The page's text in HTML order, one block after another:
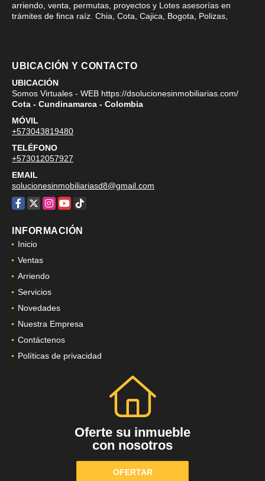
arriendo, venta, permutas, proyectos y Lotes asesorías en
trámites de finca raíz. Chia, Cota, Cajica, Bogota, Polizas,
UBICACIÓN Y CONTACTO
UBICACIÓN
Somos Virtuales - WEB https://dsolucionesinmobiliarias.com/
Cota - Cundinamarca - Colombia
MÓVIL
+573043819480
TELÉFONO
+573012057927
EMAIL
solucionesinmobiliariasd8@gmail.com
Facebook
X Instagram
YouTube
TikTok
INFORMACIÓN
Inicio
Ventas
Arriendo
Servicios
Novedades
Nuestra Empresa
Contáctenos
Políticas de privacidad
Oferte su inmueble
con nosotros
OFERTAR